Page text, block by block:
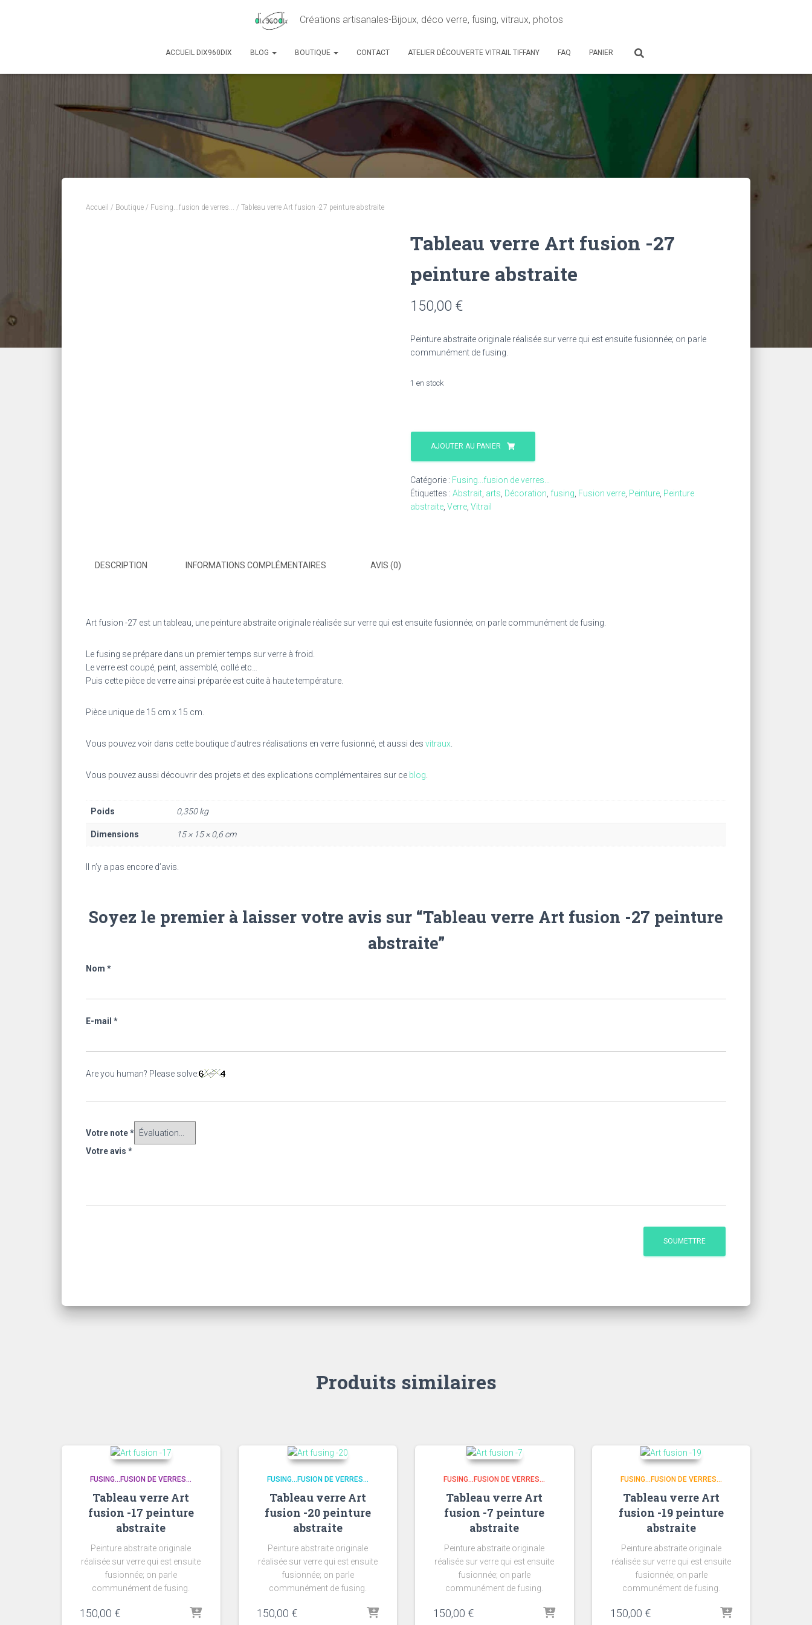
Créations artisanales-Bijoux, déco verre, fusing, vitraux, photos
ACCUEIL DIX960DIX BLOG BOUTIQUE CONTACT ATELIER DÉCOUVERTE VITRAIL TIFFANY FAQ PANIER
Accueil / Boutique / Fusing...fusion de verres... / Tableau verre Art fusion -27 peinture abstraite
Tableau verre Art fusion -27
peinture abstraite
150,00 €
Peinture abstraite originale réalisée sur verre qui est ensuite fusionnée; on parle
communément de fusing.
1 en stock
quantité
Tableau
Art
fusion
-27
AJOUTER AU PANIER
Catégorie : Fusing...fusion de verres...
Étiquettes : Abstrait arts Décoration fusing Fusion verre Peinture Peinture
abstraite Verre Vitrail
DESCRIPTION INFORMATIONS COMPLÉMENTAIRES AVIS (0)
Art fusion -27 est un tableau, une peinture abstraite originale réalisée sur verre qui est ensuite fusionnée; on parle communément de fusing.
Le fusing se prépare dans un premier temps sur verre à froid.
Le verre est coupé, peint, assemblé, collé etc…
Puis cette pièce de verre ainsi préparée est cuite à haute température.
Pièce unique de 15 cm x 15 cm.
Vous pouvez voir dans cette boutique d’autres réalisations en verre fusionné, et aussi des vitraux
Vous pouvez aussi découvrir des projets et des explications complémentaires sur ce blog
Poids 0,350 kg
Dimensions 15 × 15 × 0,6 cm
Il n’y a pas encore d’avis.
Soyez le premier à laisser votre avis sur “Tableau verre Art fusion -27 peinture
abstraite”
Nom *
E-mail *
Are you human? Please solve:
Votre note*
Votre avis *
Produits similaires
FUSING...FUSION DE VERRES...
Tableau verre Art
fusion -17 peinture
abstraite
Peinture abstraite originale
réalisée sur verre qui est ensuite
fusionnée; on parle
communément de fusing.
150,00 €
FUSING...FUSION DE VERRES...
Tableau verre Art
fusion -20 peinture
abstraite
Peinture abstraite originale
réalisée sur verre qui est ensuite
fusionnée; on parle
communément de fusing.
150,00 €
FUSING...FUSION DE VERRES...
Tableau verre Art
fusion -7 peinture
abstraite
Peinture abstraite originale
réalisée sur verre qui est ensuite
fusionnée; on parle
communément de fusing.
150,00 €
FUSING...FUSION DE VERRES...
Tableau verre Art
fusion -19 peinture
abstraite
Peinture abstraite originale
réalisée sur verre qui est ensuite
fusionnée; on parle
communément de fusing.
150,00 €